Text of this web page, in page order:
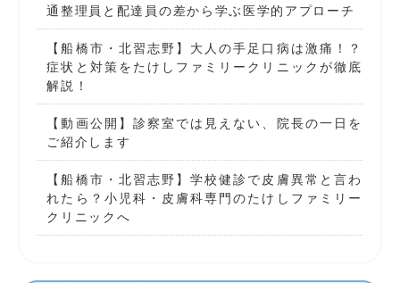
通整理員と配達員の差から学ぶ医学的アプローチ
【船橋市・北習志野】大人の手足口病は激痛！？
症状と対策をたけしファミリークリニックが徹底
解説！
【動画公開】診察室では見えない、院長の一日を
ご紹介します
【船橋市・北習志野】学校健診で皮膚異常と言わ
れたら？小児科・皮膚科専門のたけしファミリー
クリニックへ